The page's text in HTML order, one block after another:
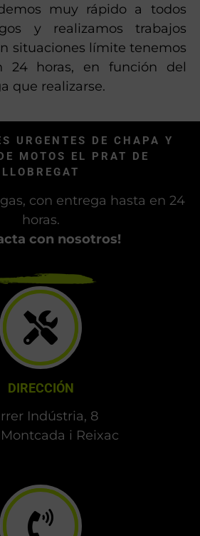
muy rápido a todos
y realizamos trabajos
situaciones límite tenemos
24 horas, en función del
que realizarse.
URGENTES DE CHAPA Y
MOTOS EL PRAT DE
LLOBREGAT
con entrega hasta en 24
horas.
con nosotros!
DIRECCIÓN
Indústria, 8
Montcada i Reixac